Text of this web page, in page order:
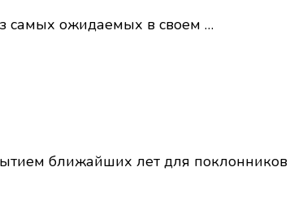
самых ожидаемых в своем …
ближайших лет для поклонников